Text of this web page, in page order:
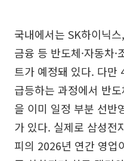
국내에서는 SK하이닉
금융 등 반도체·자동차
트가 예정돼 있다. 다만
급등하는 과정에서 반
을 이미 일정 부분 선반
가 있다. 실제로 삼성전
피의 2026년 연간 영업